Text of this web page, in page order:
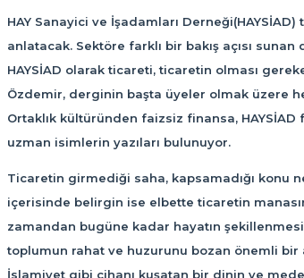
HAY Sanayici ve İşadamları
anlatacak. Sektöre farklı bir bakış açısı
HAYSİAD olarak ticareti, ticaretin olması
Özdemir, derginin başta üyeler olmak üzere
Ortaklık kültüründen faizsiz finansa,
uzman isimlerin yazıları bulunuyor.
Ticaretin girmediği saha, kapsamadığı konu
içerisinde belirgin ise elbette ticaretin
zamandan bugüne kadar hayatın
toplumun rahat ve huzurunu bozan önemli
İslamiyet gibi cihanı kuşatan bir dinin ve